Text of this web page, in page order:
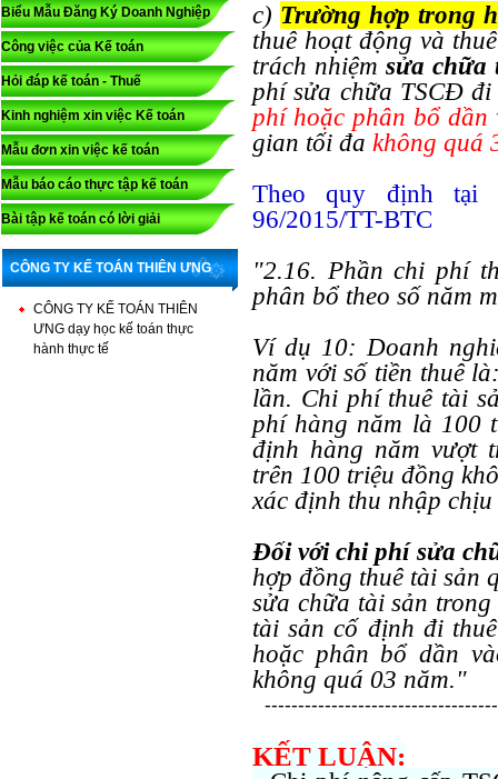
Biểu Mẫu Đăng Ký Doanh Nghiệp
Công việc của Kế toán
Hỏi đáp kế toán - Thuế
Kinh nghiệm xin việc Kế toán
Mẫu đơn xin việc kế toán
Mẫu báo cáo thực tập kế toán
Bài tập kế toán có lời giải
CÔNG TY KẾ TOÁN THIÊN ƯNG
CÔNG TY KẾ TOÁN THIÊN
ƯNG dạy học kế toán thực
hành thực tế
c) Trường hợp trong
thuê hoạt động và
trách nhiệm sửa chữa
phí sửa chữa TSCĐ
phí hoặc phân bổ dần
gian tối đa không quá
Theo quy định tại
96/2015/TT-BTC
"2.16. Phần chi phí
phân bổ theo số năm
Ví dụ 10: Doanh
năm với số tiền thuê
lần. Chi phí thuê tài
phí hàng năm là 100
định hàng năm vượt
trên 100 triệu đồng
xác định thu nhập chịu
Đối với chi phí sửa
hợp đồng thuê tài sản
sửa chữa tài sản
tài sản cố định đi
hoặc phân bổ dần
không quá 03 năm."
KẾT LUẬN: